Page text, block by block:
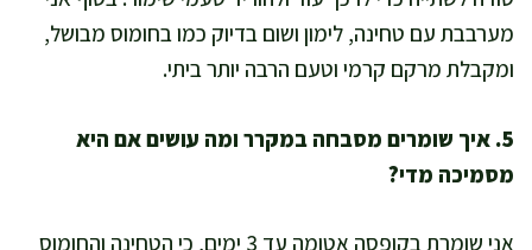
מערבבת עם טחינה, לימון ושום בדיוק כמו בחומוס מבושל,
ומקבלת מרקם קרמי וטעם הרבה יותר ביתי.
5. איך שומרים מסבחה במקרר ומה עושים אם היא
מסמיכה מדי?
אני שומרת בקופסה אטומה עד 3 ימים, כי הטחינה והחומוס